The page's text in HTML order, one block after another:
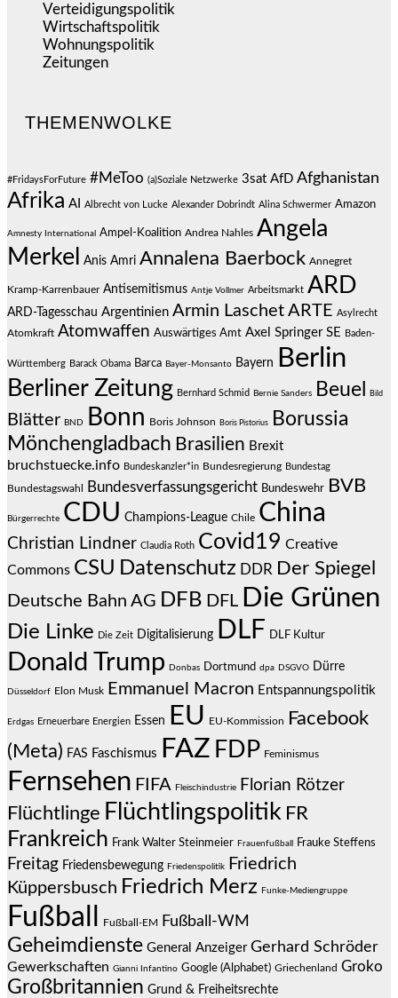
Verteidigungspolitik
Wirtschaftspolitik
Wohnungspolitik
Zeitungen
THEMENWOLKE
#FridaysForFuture #MeToo (a)Soziale Netzwerke 3sat AfD Afghanistan
Afrika AI Albrecht von Lucke Alexander Dobrindt Alina Schwermer Amazon
Amnesty International Ampel-Koalition Andrea Nahles Angela
Merkel
Anis Amri Annalena Baerbock Annegret
Kramp-Karrenbauer Antisemitismus Antje Vollmer Arbeitsmarkt ARD
ARD-Tagesschau Argentinien Armin Laschet ARTE Asylrecht
Atomkraft Atomwaffen Auswärtiges Amt Axel Springer SE Baden-
Württemberg Barack Obama Barca Bayer-Monsanto Bayern Berlin
Berliner Zeitung Bernhard Schmid Bernie Sanders Beuel Bild
Blätter BND Bonn Boris Johnson Boris Pistorius
Borussia
Mönchengladbach Brasilien Brexit
bruchstuecke.info Bundeskanzler*in Bundesregierung Bundestag
Bundestagswahl Bundesverfassungsgericht Bundeswehr BVB
Bürgerrechte CDU Champions-League Chile China
Christian Lindner Claudia Roth Covid19 Creative
Commons CSU Datenschutz DDR Der Spiegel
Deutsche Bahn AG DFB DFL Die Grünen
Die Linke Die Zeit Digitalisierung DLF DLF Kultur
Donald Trump Donbas Dortmund dpa DSGVO Dürre
Düsseldorf Elon Musk Emmanuel Macron Entspannungspolitik
Erdgas Erneuerbare Energien Essen EU EU-Kommission Facebook
(Meta) FAS Faschismus FAZ FDP Feminismus
Fernsehen FIFA Fleischindustrie Florian Rötzer
Flüchtlinge Flüchtlingspolitik FR
Frankreich Frank Walter Steinmeier Frauenfußball Frauke Steffens
Freitag Friedensbewegung Friedenspolitik
Friedrich
Küppersbusch Friedrich Merz Funke-Mediengruppe
Fußball Fußball-EM Fußball-WM
Geheimdienste General Anzeiger Gerhard Schröder
Gewerkschaften Gianni Infantino Google (Alphabet) Griechenland Groko
Großbritannien Grund & Freiheitsrechte